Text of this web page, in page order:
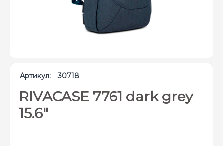
Артикул: 30718
RIVACASE 7761 dark grey
15.6"